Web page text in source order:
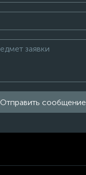
Отправить сообщение